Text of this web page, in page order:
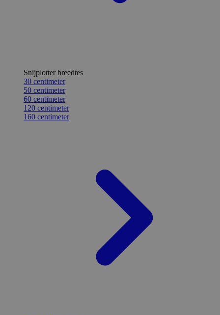
Snijplotter breedtes
30 centimeter
50 centimeter
60 centimeter
120 centimeter
160 centimeter